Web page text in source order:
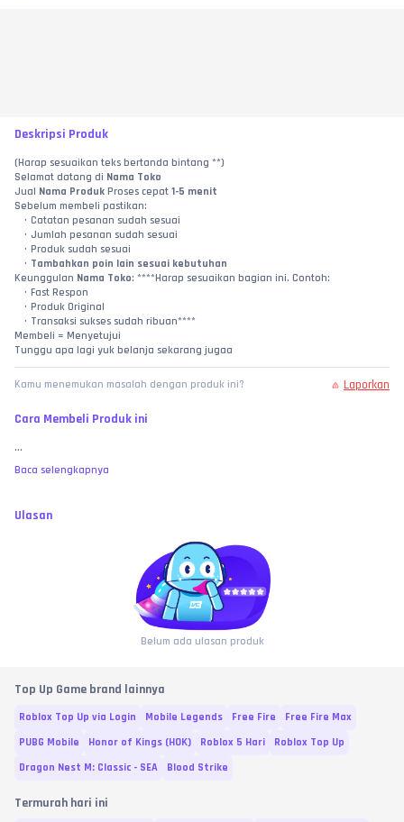
Deskripsi Produk
(Harap sesuaikan teks bertanda bintang **)
Selamat datang di Nama Toko
Jual Nama Produk Proses cepat 1-5 menit
Sebelum membeli pastikan:
Catatan pesanan sudah sesuai
Jumlah pesanan sudah sesuai
Produk sudah sesuai
Tambahkan poin lain sesuai kebutuhan
Keunggulan Nama Toko: ****Harap sesuaikan bagian ini. Contoh:
Fast Respon
Produk Original
Transaksi sukses sudah ribuan****
Membeli = Menyetujui
Tunggu apa lagi yuk belanja sekarang jugaa
Kamu menemukan masalah dengan produk ini? Laporkan
Cara Membeli Produk ini
...
Baca selengkapnya
Ulasan
Belum ada ulasan produk
Top Up Game brand lainnya
Roblox Top Up via Login Mobile Legends Free Fire
Free Fire Max
PUBG Mobile
Honor of Kings (HOK) Roblox 5 Hari
Roblox Top Up
Dragon Nest M: Classic - SEA
Blood Strike
Termurah hari ini